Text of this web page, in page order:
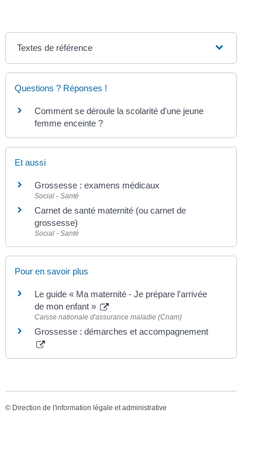
Textes de référence
Questions ? Réponses !
Comment se déroule la scolarité d'une jeune
femme enceinte ?
Et aussi
Grossesse : examens médicaux
Social - Santé
Carnet de santé maternité (ou carnet de
grossesse)
Social - Santé
Pour en savoir plus
Le guide « Ma maternité - Je prépare l'arrivée
de mon enfant »
Caisse nationale d'assurance maladie (Cnam)
Grossesse : démarches et accompagnement
© Direction de l'information légale et administrative